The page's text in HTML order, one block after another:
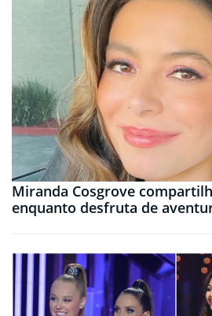
Miranda Cosgrove
enquanto desfruta de